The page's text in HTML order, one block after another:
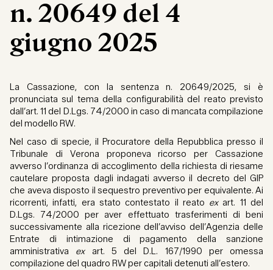
n. 20649 del 4
giugno 2025
La Cassazione, con la sentenza n. 20649/2025, si è
pronunciata sul tema della configurabilità del reato previsto
dall’art. 11 del D.Lgs. 74/2000 in caso di mancata compilazione
del modello RW.
Nel caso di specie, il Procuratore della Repubblica presso il
Tribunale di Verona proponeva ricorso per Cassazione
avverso l’ordinanza di accoglimento della richiesta di riesame
cautelare proposta dagli indagati avverso il decreto del GIP
che aveva disposto il sequestro preventivo per equivalente. Ai
ricorrenti, infatti, era stato contestato il reato ex art. 11 del
D.Lgs. 74/2000 per aver effettuato trasferimenti di beni
successivamente alla ricezione dell’avviso dell’Agenzia delle
Entrate di intimazione di pagamento della sanzione
amministrativa exart. 5 del D.L. 167/1990 per omessa
compilazione del quadro RW per capitali detenuti all’estero.